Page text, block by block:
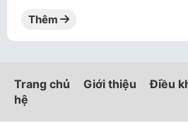
Thêm
Trang chủ Giới thiệu Điều
hệ